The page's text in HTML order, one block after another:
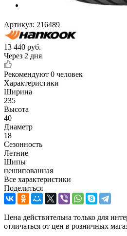
Артикул: 216489
13 440 руб.
Через 2 дня
Рекомендуют 0 человек
Характеристики
Ширина
235
Высота
40
Диаметр
18
Сезонность
Летние
Шипы
нешипованная
Все характеристики
Поделиться
Цена действительна только для
отличаться от цен в розничных